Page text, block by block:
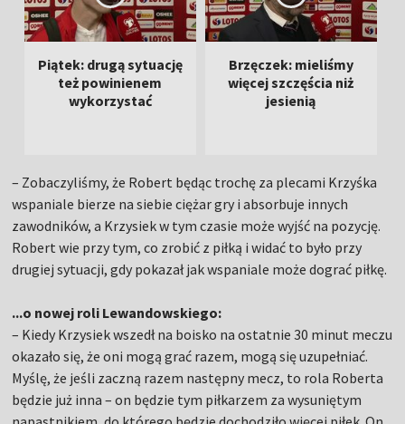
Piątek: drugą sytuację
też powinienem
wykorzystać
Brzęczek: mieliśmy
więcej szczęścia niż
jesienią
– Zobaczyliśmy, że Robert będąc trochę za plecami Krzyśka
wspaniale bierze na siebie ciężar gry i absorbuje innych
zawodników, a Krzysiek w tym czasie może wyjść na pozycję.
Robert wie przy tym, co zrobić z piłką i widać to było przy
drugiej sytuacji, gdy pokazał jak wspaniale może dograć piłkę.
...o nowej roli Lewandowskiego:
– Kiedy Krzysiek wszedł na boisko na ostatnie 30 minut meczu
okazało się, że oni mogą grać razem, mogą się uzupełniać.
Myślę, że jeśli zaczną razem następny mecz, to rola Roberta
będzie już inna – on będzie tym piłkarzem za wysuniętym